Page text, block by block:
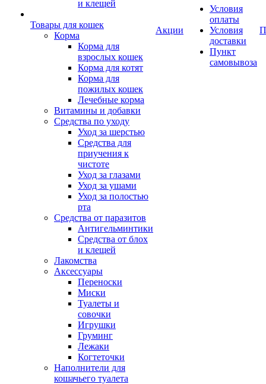
и клещей
Товары для кошек
Корма
Корма для
взрослых кошек
Корма для котят
Корма для
пожилых кошек
Лечебные корма
Витамины и добавки
Средства по уходу
Уход за шерстью
Средства для
приучения к
чистоте
Уход за глазами
Уход за ушами
Уход за полостью
рта
Средства от паразитов
Антигельминтики
Средства от блох
и клещей
Лакомства
Аксессуары
Переноски
Миски
Туалеты и
совочки
Игрушки
Груминг
Лежаки
Когтеточки
Наполнители для
кошачьего туалета
Акции
Условия
оплаты
Условия
доставки
Пункт
самовывоза